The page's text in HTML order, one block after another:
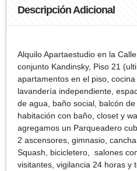
Descripción Adicional
Alquilo Apartaestudio en la
conjunto Kandinsky, Piso 21
apartamentos en el piso,
lavandería independiente,
de agua, baño social, balcón
habitación con baño, closet y
agregamos un Parqueadero
2 ascensores, gimnasio,
Squash, bicicletero, salones
visitantes, vigilancia 24 horas y